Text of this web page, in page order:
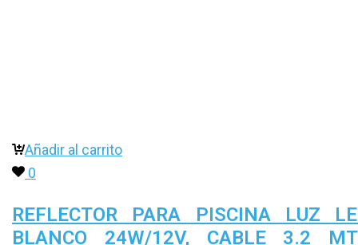
Añadir al carrito
0
REFLECTOR PARA PISCINA LUZ
BLANCO 24W/12V, CABLE 3.2